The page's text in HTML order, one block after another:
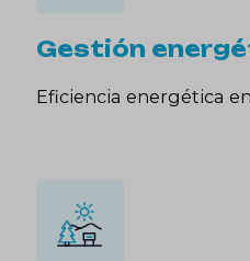
Gestión
Eficiencia energética